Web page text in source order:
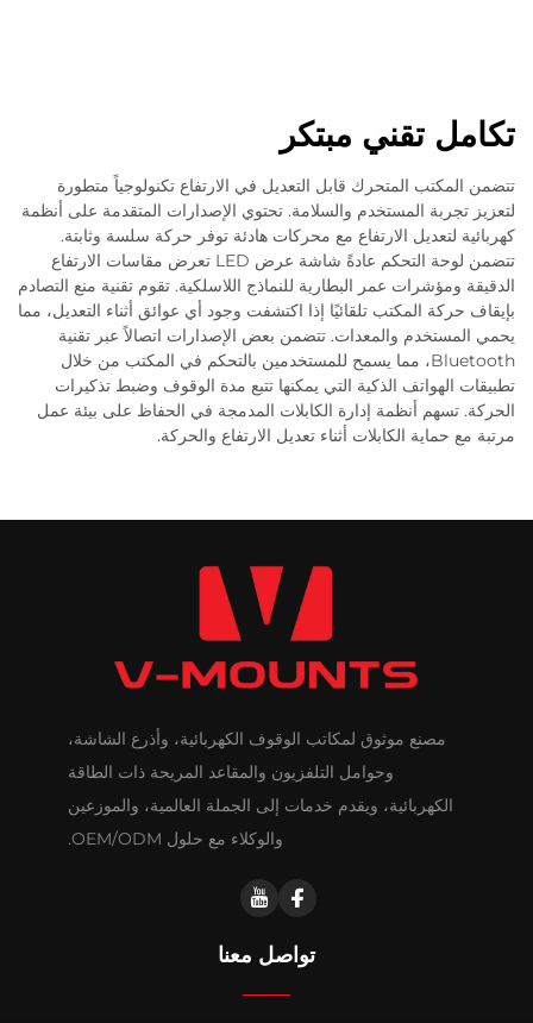
تكامل تقني مبتكر
تتضمن المكتب المتحرك قابل التعديل في الارتفاع تكنولوجياً متطورة
لتعزيز تجربة المستخدم والسلامة. تحتوي الإصدارات المتقدمة على أنظمة
كهربائية لتعديل الارتفاع مع محركات هادئة توفر حركة سلسة وثابتة.
تتضمن لوحة التحكم عادةً شاشة عرض LED تعرض مقاسات الارتفاع
الدقيقة ومؤشرات عمر البطارية للنماذج اللاسلكية. تقوم تقنية منع التصادم
بإيقاف حركة المكتب تلقائيًا إذا اكتشفت وجود أي عوائق أثناء التعديل، مما
يحمي المستخدم والمعدات. تتضمن بعض الإصدارات اتصالاً عبر تقنية
Bluetooth، مما يسمح للمستخدمين بالتحكم في المكتب من خلال
تطبيقات الهواتف الذكية التي يمكنها تتبع مدة الوقوف وضبط تذكيرات
الحركة. تسهم أنظمة إدارة الكابلات المدمجة في الحفاظ على بيئة عمل
مرتبة مع حماية الكابلات أثناء تعديل الارتفاع والحركة.
مصنع موثوق لمكاتب الوقوف الكهربائية، وأذرع الشاشة،
وحوامل التلفزيون والمقاعد المريحة ذات الطاقة
الكهربائية، ويقدم خدمات إلى الجملة العالمية، والموزعين
والوكلاء مع حلول OEM/ODM.
تواصل معنا